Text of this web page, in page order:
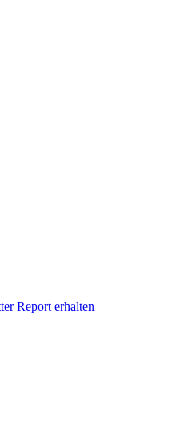
Report erhalten